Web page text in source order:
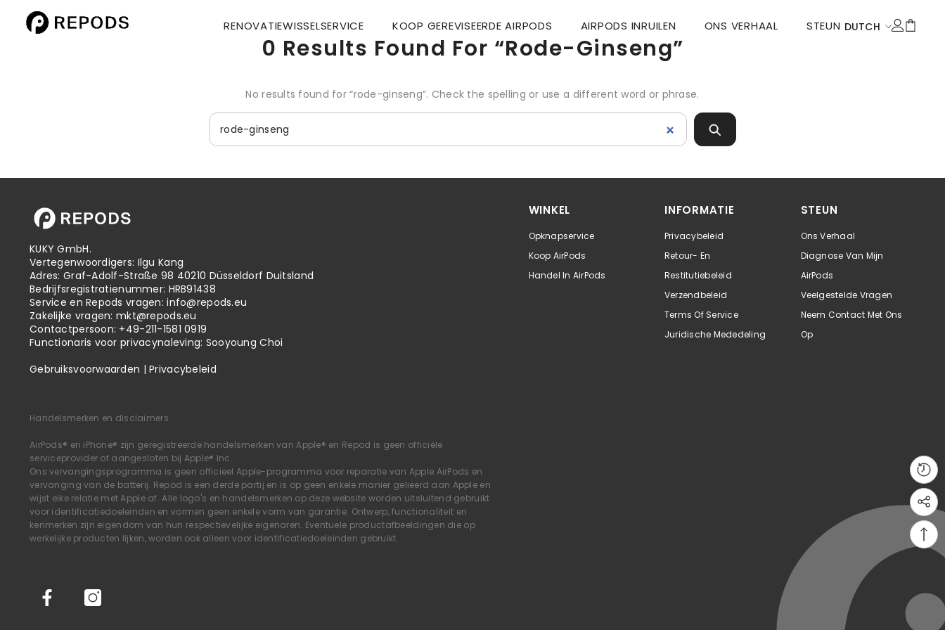
RENOVATIEWISSELSERVICE KOOP GEREVISEERDE AIRPODS AIRPODS INRUILEN ONS VERHAAL STEUN DUTCH
POLSKI
ESPAÑOL
0 Results Found For “rode-Ginseng”
No results found for “rode-ginseng”. Check the spelling or use a different word or phrase.
KUKY GmbH.
Vertegenwoordigers: Ilgu Kang
Adres: Graf-Adolf-Straße 98 40210 Düsseldorf Duitsland
Bedrijfsregistratienummer: HRB91438
Service en Repods vragen:info@repods.eu
Zakelijke vragen:mkt@repods.eu
Contactpersoon: +49-211-1581 0919
Functionaris voor privacynaleving: Sooyoung Choi
Gebruiksvoorwaarden |Privacybeleid
Handelsmerken en disclaimers
AirPods® en iPhone® zijn geregistreerde handelsmerken van Apple® en Repod is geen officiële
serviceprovider of aangesloten bij Apple® Inc.
Ons vervangingsprogramma is geen officieel Apple-programma voor reparatie van Apple AirPods en
vervanging van de batterij. Repod is een derde partij en is op geen enkele manier gelieerd aan Apple en
wijst elke relatie met Apple af. Alle logo's en handelsmerken op deze website worden uitsluitend gebruikt
voor identificatiedoeleinden en vormen geen enkele vorm van garantie. Ontwerp, functionaliteit en
kenmerken zijn eigendom van hun respectievelijke eigenaren. Eventuele productafbeeldingen die op
werkelijke producten lijken, worden ook alleen voor identificatiedoeleinden gebruikt.
WINKEL
Opknapservice
Koop AirPods
Handel In AirPods
INFORMATIE
Privacybeleid
Retour- En
Restitutiebeleid
Verzendbeleid
Terms Of Service
Juridische Mededeling
STEUN
Ons Verhaal
Diagnose Van Mijn
AirPods
Veelgestelde Vragen
Neem Contact Met Ons
Op